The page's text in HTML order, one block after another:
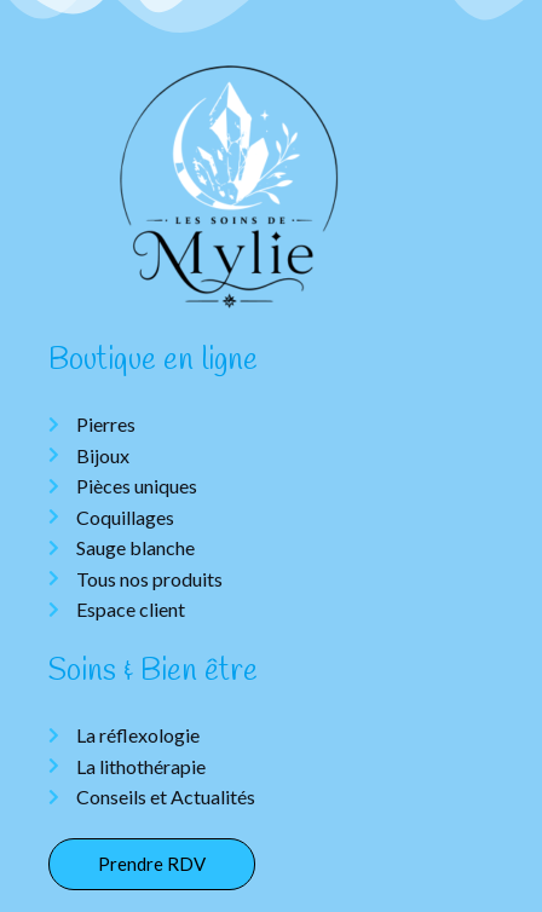
Boutique en ligne
Pierres
Bijoux
Pièces uniques
Coquillages
Sauge blanche
Tous nos produits
Espace client
Soins & Bien être
La réflexologie
La lithothérapie
Conseils et Actualités
Prendre RDV